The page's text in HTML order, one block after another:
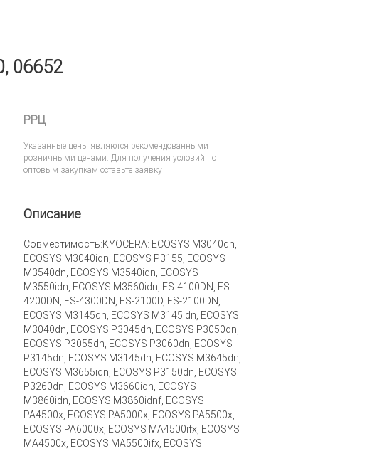
06652
РРЦ
Указанные цены являются рекомендованными
розничными ценами. Для получения условий по
оптовым закупкам оставьте заявку
Описание
Совместимость:KYOCERA: ECOSYS M3040dn,
ECOSYS M3040idn, ECOSYS P3155, ECOSYS
M3540dn, ECOSYS M3540idn, ECOSYS
M3550idn, ECOSYS M3560idn, FS-4100DN, FS-
4200DN, FS-4300DN, FS-2100D, FS-2100DN,
ECOSYS M3145dn, ECOSYS M3145idn, ECOSYS
M3040dn, ECOSYS P3045dn, ECOSYS P3050dn,
ECOSYS P3055dn, ECOSYS P3060dn, ECOSYS
P3145dn, ECOSYS M3145dn, ECOSYS M3645dn,
ECOSYS M3655idn, ECOSYS P3150dn, ECOSYS
P3260dn, ECOSYS M3660idn, ECOSYS
M3860idn, ECOSYS M3860idnf, ECOSYS
PA4500x, ECOSYS PA5000x, ECOSYS PA5500x,
ECOSYS PA6000x, ECOSYS MA4500ifx, ECOSYS
MA4500x, ECOSYS MA5500ifx, ECOSYS